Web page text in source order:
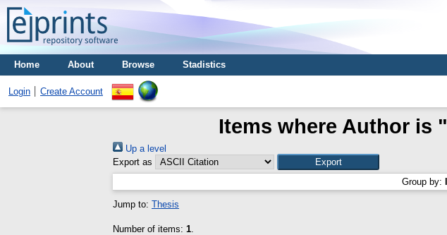
Home About Browse Stadistics
Login Create Account
Items where Author is "
Up a level
Export as
Group by:
Jump to: Thesis
Number of items: 1.